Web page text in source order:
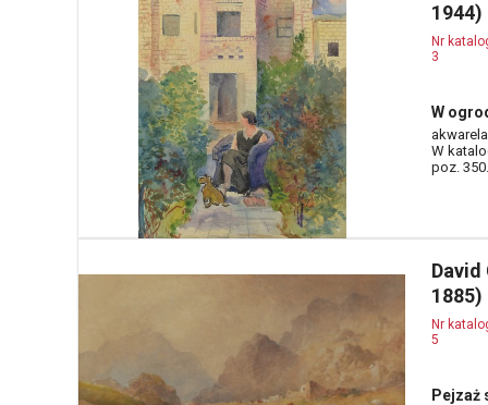
1944)
Nr
3
W
W
poz. 350.
David
1885)
Nr
5
Pejzaż